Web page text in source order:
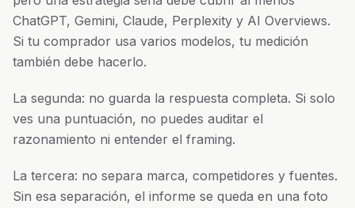
ChatGPT, Gemini, Claude, Perplexity y AI Overviews.
Si tu comprador usa varios modelos, tu medición
también debe hacerlo.
La segunda: no guarda la respuesta completa. Si solo
ves una puntuación, no puedes auditar el
razonamiento ni entender el framing.
La tercera: no separa marca, competidores y fuentes.
Sin esa separación, el informe se queda en una foto